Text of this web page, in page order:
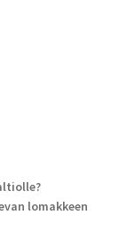
lomakkeen